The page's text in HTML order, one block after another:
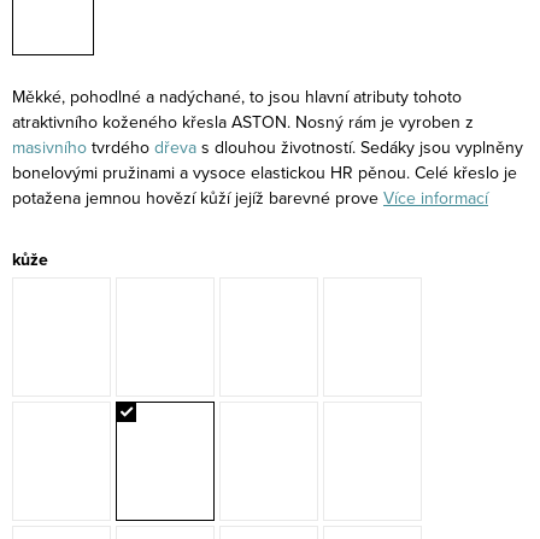
Měkké, pohodlné a nadýchané, to jsou hlavní atributy tohoto
atraktivního koženého křesla ASTON. Nosný rám je vyroben z
masivního tvrdého dřeva s dlouhou životností. Sedáky jsou vyplněny
bonelovými pružinami a vysoce elastickou HR pěnou. Celé křeslo je
potažena jemnou hovězí kůží jejíž barevné prove Více informací
kůže